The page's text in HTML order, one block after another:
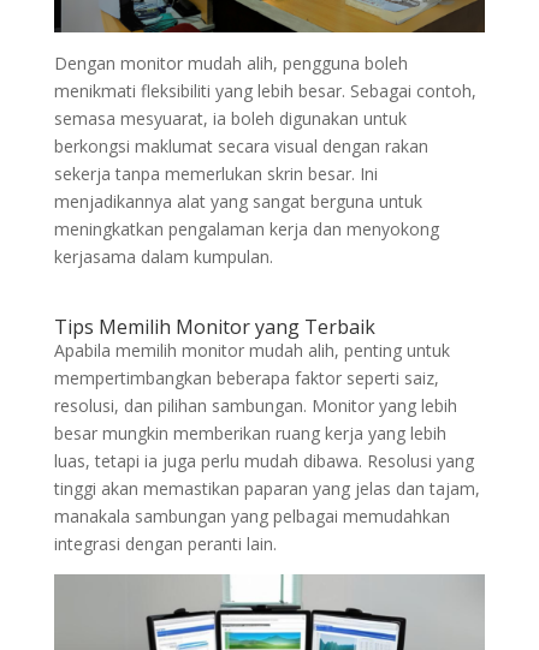
Dengan monitor mudah alih, pengguna boleh
menikmati fleksibiliti yang lebih besar. Sebagai contoh,
semasa mesyuarat, ia boleh digunakan untuk
berkongsi maklumat secara visual dengan rakan
sekerja tanpa memerlukan skrin besar. Ini
menjadikannya alat yang sangat berguna untuk
meningkatkan pengalaman kerja dan menyokong
kerjasama dalam kumpulan.
Tips Memilih Monitor yang Terbaik
Apabila memilih monitor mudah alih, penting untuk
mempertimbangkan beberapa faktor seperti saiz,
resolusi, dan pilihan sambungan. Monitor yang lebih
besar mungkin memberikan ruang kerja yang lebih
luas, tetapi ia juga perlu mudah dibawa. Resolusi yang
tinggi akan memastikan paparan yang jelas dan tajam,
manakala sambungan yang pelbagai memudahkan
integrasi dengan peranti lain.